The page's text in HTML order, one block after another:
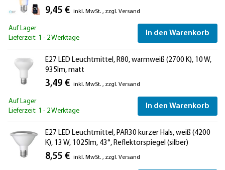
Alexa, Milchglas
9,45 € inkl. MwSt. , zzgl. Versand
Auf Lager
Lieferzeit: 1 - 2 Werktage
In den Warenkorb
E27 LED Leuchtmittel, R80, warmweiß (2700 K), 10 W,
935lm, matt
3,49 € inkl. MwSt. , zzgl. Versand
Auf Lager
Lieferzeit: 1 - 2 Werktage
In den Warenkorb
E27 LED Leuchtmittel, PAR30 kurzer Hals, weiß (4200
K), 13 W, 1025lm, 43°, Reflektorspiegel (silber)
8,55 € inkl. MwSt. , zzgl. Versand